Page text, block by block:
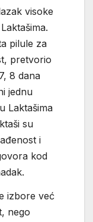
visoke
pilule za
pretvorio
8 dana
jednu
Laktašima
su
i
kod
izbore već
nego